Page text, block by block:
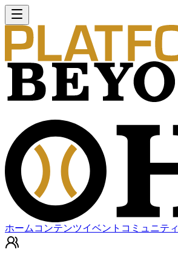
ホーム コンテンツイベント コミュニティ